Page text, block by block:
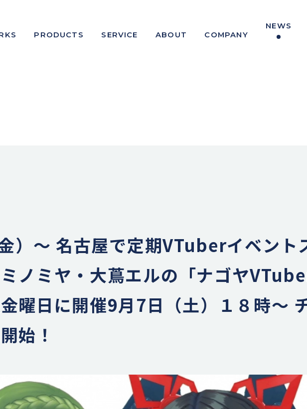
PRODUCTS SERVICE ABOUT COMPANY
NEWS
）～ 名古屋で定期VTuberイベント
ノミヤ・大蔦エルの「ナゴヤ
曜日に開催9月7日（土）１８時～
始！